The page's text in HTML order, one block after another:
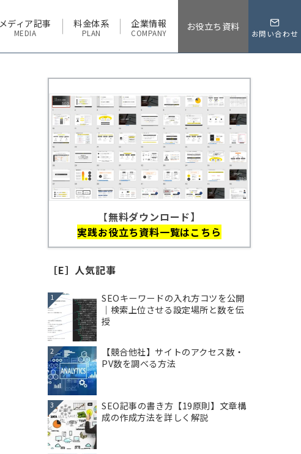
メディア記事
MEDIA
料金体系
PLAN
企業情報
COMPANY
お役立ち資料
お問い合わせ
【無料ダウンロード】
実践お役立ち資料一覧はこちら
［E］人気記事
1
SEOキーワードの入れ方コツを公開
｜検索上位させる設定場所と数を伝
授
2
【競合他社】サイトのアクセス数・
PV数を調べる方法
3
SEO記事の書き方【19原則】文章構
成の作成方法を詳しく解説